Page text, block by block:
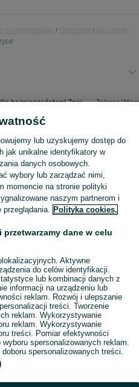
Po części dla komfortu, a po części dla bezpieczeństwa! Znajdź coś dla swojego auta w kategorii Osobowe na OLX - Stręgoborzyce i okolice! Zobacz
lub uzyskujemy dostęp do
jak unikalne identyfikatory w
danych osobowych.
wybory lub zarządzać nimi,
momencie na stronie polityki
naszym partnerom i
przeglądania. Polityka cookies,
przetwarzamy dane w celu
Aktywne
do celów identyfikacji.
lub kombinacji danych z
informacji na urządzeniu lub
reklam. Rozwój i ulepszanie
treści. Tworzenie
reklam. Wykorzystywanie
reklam. Wykorzystywanie
treści. Pomiar efektywności
spersonalizowanych reklam.
spersonalizowanych treści.